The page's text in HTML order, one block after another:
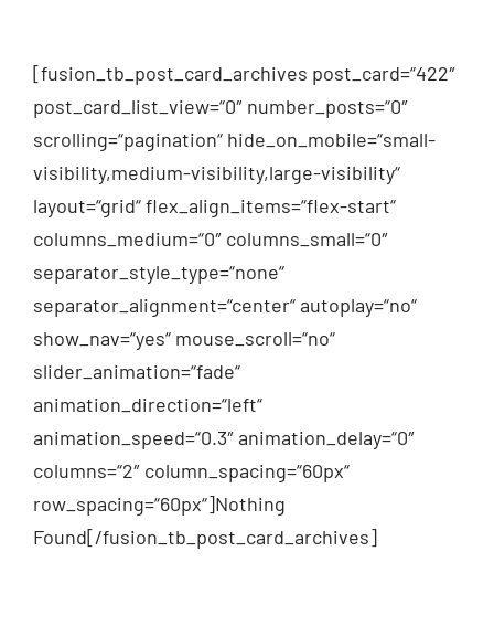
[fusion_tb_post_card_archives post_card=“422″
post_card_list_view=“0″ number_posts=“0″
scrolling=“pagination“ hide_on_mobile=“small-
visibility,medium-visibility,large-visibility“
layout=“grid“ flex_align_items=“flex-start“
columns_medium=“0″ columns_small=“0″
separator_style_type=“none“
separator_alignment=“center“ autoplay=“no“
show_nav=“yes“ mouse_scroll=“no“
slider_animation=“fade“
animation_direction=“left“
animation_speed=“0.3″ animation_delay=“0″
columns=“2″ column_spacing=“60px“
row_spacing=“60px“]Nothing
Found[/fusion_tb_post_card_archives]